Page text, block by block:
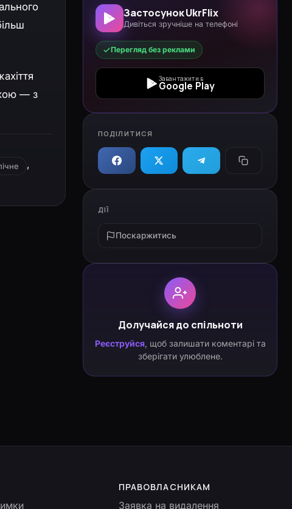
— з
,
Застосунок UkrFlix
Дивіться зручніше на телефоні
Перегляд без реклами
Завантажити в
Google Play
ПОДІЛИТИСЯ
ДІЇ
Поскаржитись
Долучайся до спільноти
Реєструйся, щоб залишати коментарі та
зберігати улюблене.
ПРАВОВЛАСНИКАМ
Заявка на видалення